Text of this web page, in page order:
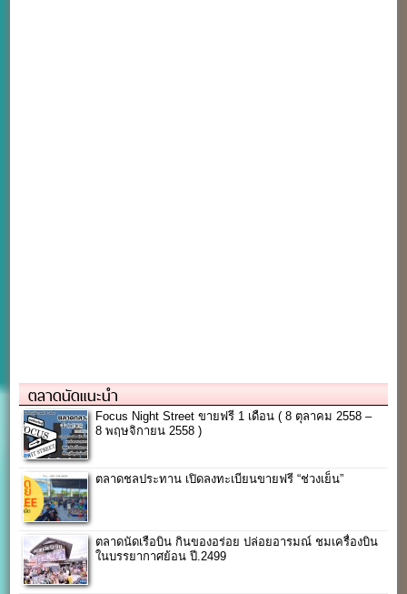
ตลาดนัดแนะนำ
Focus Night Street ขายฟรี 1 เดือน ( 8 ตุลาคม 2558 –
8 พฤษจิกายน 2558 )
ตลาดชลประทาน เปิดลงทะเบียนขายฟรี “ช่วงเย็น”
ตลาดนัดเรือบิน กินของอร่อย ปล่อยอารมณ์ ชมเครื่องบิน
ในบรรยากาศย้อน ปี.2499